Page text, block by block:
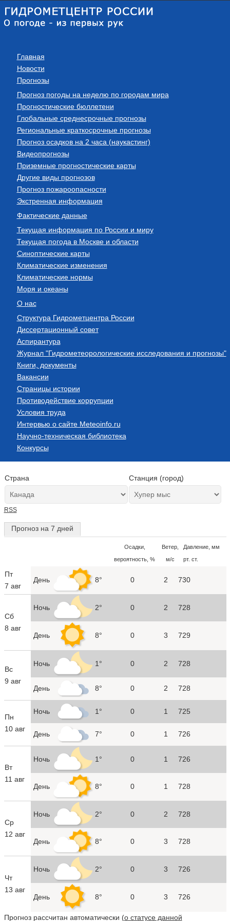
Главная
Новости
Прогнозы
Прогноз погоды на неделю по городам мира
Прогностические бюллетени
Глобальные среднесрочные прогнозы
Региональные краткосрочные прогнозы
Прогноз осадков на 2 часа (наукастинг)
Видеопрогнозы
Приземные прогностические карты
Другие виды прогнозов
Прогноз пожароопасности
Экстренная информация
Фактические данные
Текущая информация по России и миру
Текущая погода в Москве и области
Синоптические карты
Климатические изменения
Климатические нормы
Моря и океаны
О нас
Структура Гидрометцентра России
Диссертационный совет
Аспирантура
Журнал "Гидрометеорологические исследования и прогнозы"
Книги, документы
Вакансии
Страницы истории
Противодействие коррупции
Условия труда
Интервью о сайте Meteoinfo.ru
Научно-техническая библиотека
Конкурсы
Страна Станция (город)
RSS
Прогноз на 7 дней
Осадки,
вероятность, %
Ветер,
м/с
Давление, мм
рт. ст.
Пт
7 авг
День 8° 0 2 730
Сб
8 авг
Ночь 2° 0 2 728
День 8° 0 3 729
Вс
9 авг
Ночь 1° 0 2 728
День 8° 0 2 728
Пн
10 авг
Ночь 1° 0 1 725
День 7° 0 1 726
Вт
11 авг
Ночь 1° 0 1 726
День 8° 0 1 728
Ср
12 авг
Ночь 2° 0 2 728
День 8° 0 3 728
Чт
13 авг
Ночь 2° 0 3 726
День 8° 0 3 726
Прогноз рассчитан автоматически (о статусе данной